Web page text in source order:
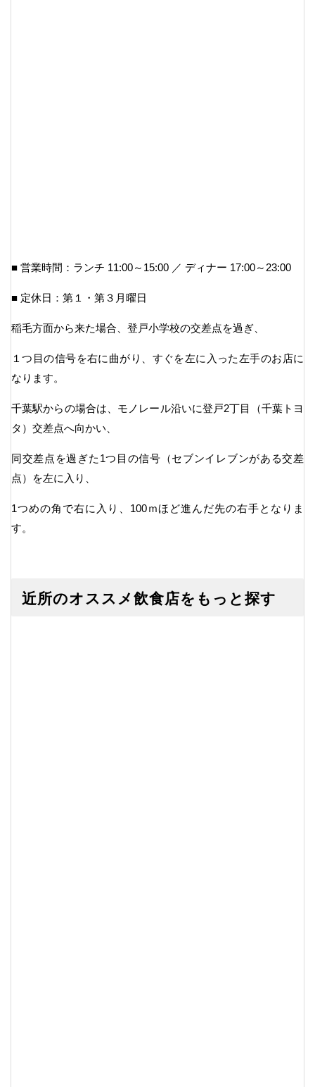
■ 営業時間：ランチ 11:00～15:00 ／ ディナー 17:00～23:00
■ 定休日：第１・第３月曜日
稲毛方面から来た場合、登戸小学校の交差点を過ぎ、
１つ目の信号を右に曲がり、すぐを左に入った左手のお店に
なります。
千葉駅からの場合は、モノレール沿いに登戸2丁目（千葉トヨ
タ）交差点へ向かい、
同交差点を過ぎた1つ目の信号（セブンイレブンがある交差
点）を左に入り、
1つめの角で右に入り、100ｍほど進んだ先の右手となりま
す。
近所のオススメ飲食店をもっと探す